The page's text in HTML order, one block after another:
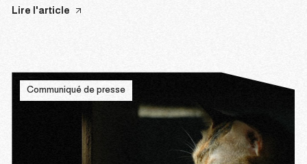
Lire l'article
Communiqué de presse